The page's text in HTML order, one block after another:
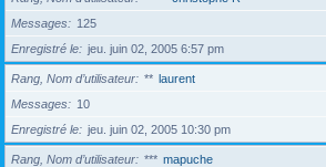
Messages
125
Enregistré le
jeu. juin 02, 2005 6:57 pm
Rang, Nom d’utilisateur ** laurent
Messages
10
Enregistré le
jeu. juin 02, 2005 10:30 pm
Rang, Nom d’utilisateur *** mapuche